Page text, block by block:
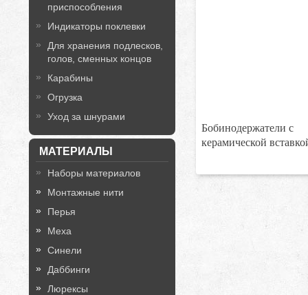
приспособления
Индикаторы поклевки
Для хранения подлесков,
голов, сменных концов
Карабины
Огрузка
Уход за шнурами
МАТЕРИАЛЫ
Наборы материалов
Монтажные нити
Перья
Меха
Синели
Даббинги
Люрексы
Бобинодержатели с
керамической